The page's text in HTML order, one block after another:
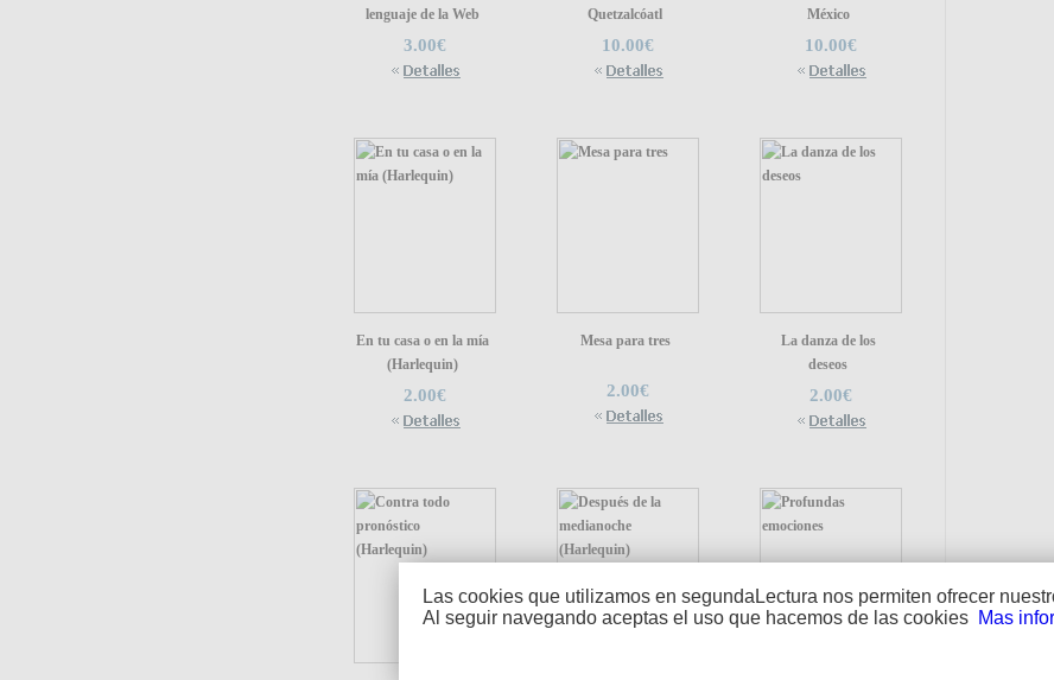
lenguaje de la Web
3.00€
Quetzalcóatl
10.00€
México
10.00€
En tu casa o en la mía
(Harlequin)
2.00€
Mesa para tres
2.00€
La danza de los
deseos
2.00€
Las cookies que utilizamos en segundaLectura nos permiten ofrecer
Al seguir navegando aceptas el uso que hacemos de las cookies Mas